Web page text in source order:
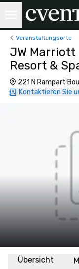
Veranstaltungsorte
JW Marriott
Resort &
Renovated)
221 N Rampart
Kontaktieren Sie
Übersicht